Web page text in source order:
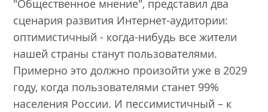
"Общественное мнение", представил два
сценария развития Интернет-аудитории:
оптимистичный - когда-нибудь все жители
нашей страны станут пользователями.
Примерно это должно произойти уже в 2029
году, когда пользователями станет 99%
населения России. И пессимистичный – к